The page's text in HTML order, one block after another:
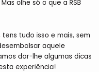
olhe só o que a RSB
tens tudo isso e mais, sem
aquele
dar-lhe algumas dicas
experiência!